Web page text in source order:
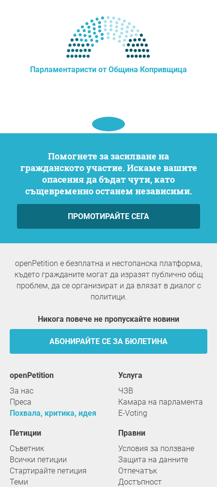
Парламентаристи от Община Копривщица
Помогнете за засилване на
гражданското участие. Искаме вашите
опасения да бъдат чути, като
същевременно останем независими.
ПРОМОТИРАЙТЕ СЕГА
openPetition е безплатна и нестопанска платформа,
където гражданите могат да изразят публично общ
проблем, да се организират и да влязат в диалог с
политици.
Никога повече не пропускайте новини
АБОНИРАЙТЕ СЕ ЗА БЮЛЕТИНА
openPetition
За нас
Преса
Похвала, критика, идея
услуга
ЧЗВ
Камара на парламента
E-Voting
Петиции
Съветник
Всички петиции
Стартирайте петиция
Теми
Правни
Условия за ползване
Защита на данните
Отпечатък
Достъпност